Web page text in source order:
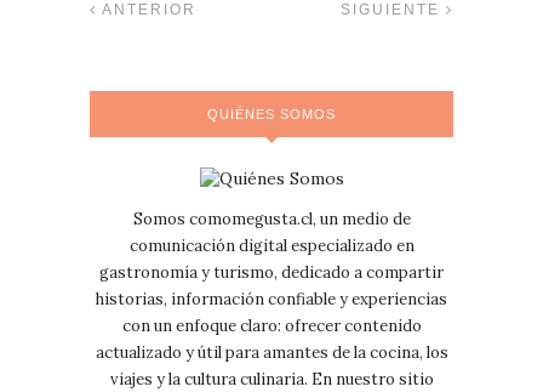
ANTERIOR SIGUIENTE
QUIÉNES SOMOS
Somos comomegusta.cl, un medio de
comunicación digital especializado en
gastronomía y turismo, dedicado a compartir
historias, información confiable y experiencias
con un enfoque claro: ofrecer contenido
actualizado y útil para amantes de la cocina, los
viajes y la cultura culinaria. En nuestro sitio